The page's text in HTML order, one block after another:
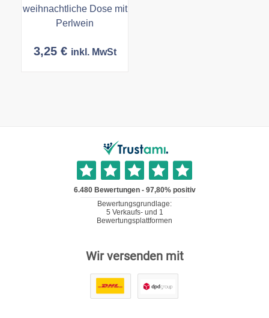
weihnachtliche Dose mit
Perlwein
3,25 € inkl. MwSt
Wir versenden mit